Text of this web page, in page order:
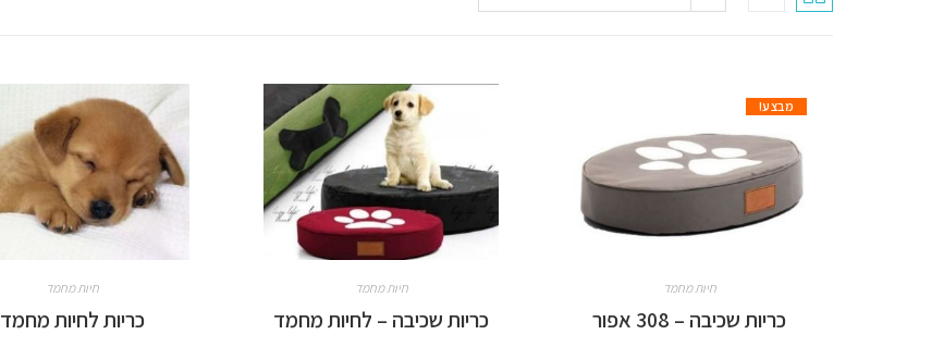
מבצע!
חיות מחמד
כריות שכיבה – 308 אפור
חיות מחמד
כריות שכיבה – לחיות מחמד
חיות מחמד
כריות לחיות מחמד